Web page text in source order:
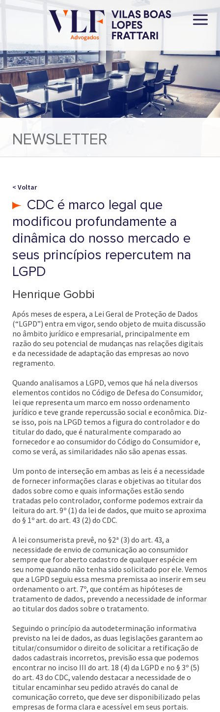
NEWSLETTER
< Voltar
CDC é marco legal que
modificou profundamente a
dinâmica do nosso mercado e
seus princípios repercutem na
LGPD
Henrique Gobbi
Após meses de espera, a Lei Geral de Proteção de Dados
(“LGPD”) entra em vigor, sendo objeto de muita discussão
no âmbito jurídico e empresarial, principalmente em
razão do seu potencial de mudanças nas relações digitais
e da necessidade de adaptação das empresas ao novo
regramento.
Quando analisamos a LGPD, vemos que há nela diversos
elementos contidos no Código de Defesa do Consumidor,
lei que representa um marco em nosso ordenamento
jurídico e teve grande repercussão social e econômica. Diz-
se isso, pois na LPGD temos a figura do controlador e do
titular do dado, que é naturalmente comparado ao
fornecedor e ao consumidor do Código do Consumidor e,
como se verá, as similaridades não são apenas essas.
Um ponto de interseção em ambas as leis é a necessidade
de fornecer informações claras e objetivas ao titular dos
dados sobre como e quais informações estão sendo
tratadas pelo controlador, conforme podemos extrair da
leitura do art. 9º (1) da lei de dados, que muito se aproxima
do § 1º art. do art. 43 (2) do CDC.
A lei consumerista prevê, no §2ª (3) do art. 43, a
necessidade de envio de comunicação ao consumidor
sempre que for aberto cadastro de qualquer espécie em
seu nome quando não tenha sido solicitado por ele. Vemos
que a LGPD seguiu essa mesma premissa ao inserir em seu
ordenamento o art. 7º, que contém as hipóteses de
tratamento de dados, prevendo a necessidade de informar
ao titular dos dados sobre o tratamento.
Seguindo o princípio da autodeterminação informativa
previsto na lei de dados, as duas legislações garantem ao
titular/consumidor o direito de solicitar a retificação de
dados cadastrais incorretos, previsão essa que podemos
encontrar no inciso III do art. 18 (4) da LGPD e no § 3º (5)
do art. 43 do CDC, valendo destacar a necessidade de o
titular encaminhar seu pedido através do canal de
comunicação correto, que deve ser disponibilizado pelas
empresas de forma clara e acessível em seus portais.